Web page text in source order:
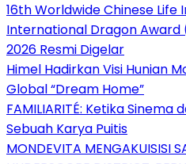
16th Worldwide Chinese Life
International Dragon
2026 Resmi Digelar
Himel Hadirkan Visi Hunian
Global “Dream Home”
FAMILIARITÉ: Ketika
Sebuah Karya Puitis
MONDEVITA MENGAKUISISI